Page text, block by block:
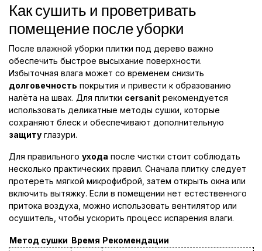
Как сушить и проветривать
помещение после уборки
После влажной уборки плитки под дерево важно
обеспечить быстрое высыхание поверхности.
Избыточная влага может со временем снизить
долговечность покрытия и привести к образованию
налёта на швах. Для плитки cersanit рекомендуется
использовать деликатные методы сушки, которые
сохраняют блеск и обеспечивают дополнительную
защиту глазури.
Для правильного ухода после чистки стоит соблюдать
несколько практических правил. Сначала плитку следует
протереть мягкой микрофиброй, затем открыть окна или
включить вытяжку. Если в помещении нет естественного
притока воздуха, можно использовать вентилятор или
осушитель, чтобы ускорить процесс испарения влаги.
Метод сушки Время Рекомендации